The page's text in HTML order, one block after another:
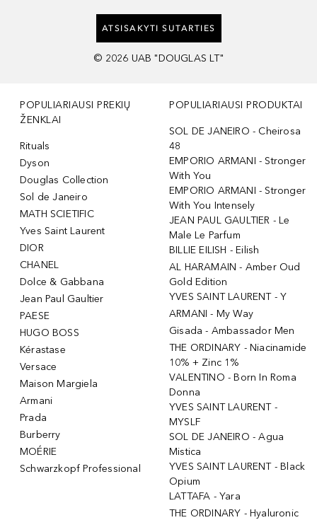
ATSISAKYTI SUTARTIES
© 2026 UAB "DOUGLAS LT"
POPULIARIAUSI PREKIŲ
ŽENKLAI
Rituals
Dyson
Douglas Collection
Sol de Janeiro
MATH SCIETIFIC
Yves Saint Laurent
DIOR
CHANEL
Dolce & Gabbana
Jean Paul Gaultier
PAESE
HUGO BOSS
Kérastase
Versace
Maison Margiela
Armani
Prada
Burberry
MOÉRIE
Schwarzkopf Professional
POPULIARIAUSI PRODUKTAI
SOL DE JANEIRO - Cheirosa
48
EMPORIO ARMANI - Stronger
With You
EMPORIO ARMANI - Stronger
With You Intensely
JEAN PAUL GAULTIER - Le
Male Le Parfum
BILLIE EILISH - Eilish
AL HARAMAIN - Amber Oud
Gold Edition
YVES SAINT LAURENT - Y
ARMANI - My Way
Gisada - Ambassador Men
THE ORDINARY - Niacinamide
10% + Zinc 1%
VALENTINO - Born In Roma
Donna
YVES SAINT LAURENT -
MYSLF
SOL DE JANEIRO - Agua
Mistica
YVES SAINT LAURENT - Black
Opium
LATTAFA - Yara
THE ORDINARY - Hyaluronic